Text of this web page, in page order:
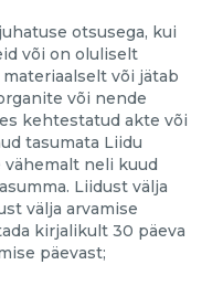
otsusega, kui
või on oluliselt
või jätab
või nende
kehtestatud akte või
tasumata Liidu
neli kuud
Liidust välja
välja arvamise
kirjalikult 30 päeva
päevast;